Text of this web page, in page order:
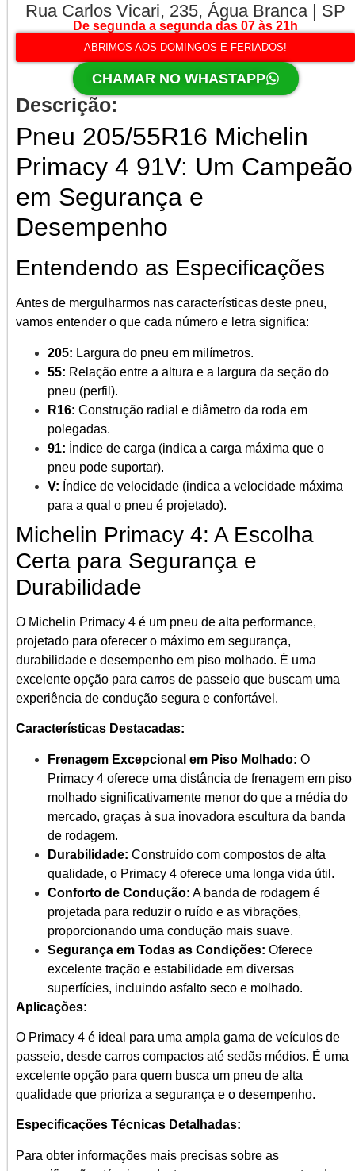
Rua Carlos Vicari, 235, Água Branca | SP
De segunda a segunda das 07 às 21h
ABRIMOS AOS DOMINGOS E FERIADOS!
CHAMAR NO WHASTAPP
Descrição:
Pneu 205/55R16 Michelin
Primacy 4 91V: Um Campeão
em Segurança e
Desempenho
Entendendo as Especificações
Antes de mergulharmos nas características deste pneu,
vamos entender o que cada número e letra significa:
205: Largura do pneu em milímetros.
55: Relação entre a altura e a largura da seção do
pneu (perfil).
R16: Construção radial e diâmetro da roda em
polegadas.
91: Índice de carga (indica a carga máxima que o
pneu pode suportar).
V: Índice de velocidade (indica a velocidade máxima
para a qual o pneu é projetado).
Michelin Primacy 4: A Escolha
Certa para Segurança e
Durabilidade
O Michelin Primacy 4 é um pneu de alta performance,
projetado para oferecer o máximo em segurança,
durabilidade e desempenho em piso molhado. É uma
excelente opção para carros de passeio que buscam uma
experiência de condução segura e confortável.
Características Destacadas:
Frenagem Excepcional em Piso Molhado: O
Primacy 4 oferece uma distância de frenagem em piso
molhado significativamente menor do que a média do
mercado, graças à sua inovadora escultura da banda
de rodagem.
Durabilidade: Construído com compostos de alta
qualidade, o Primacy 4 oferece uma longa vida útil.
Conforto de Condução: A banda de rodagem é
projetada para reduzir o ruído e as vibrações,
proporcionando uma condução mais suave.
Segurança em Todas as Condições: Oferece
excelente tração e estabilidade em diversas
superfícies, incluindo asfalto seco e molhado.
Aplicações:
O Primacy 4 é ideal para uma ampla gama de veículos de
passeio, desde carros compactos até sedãs médios. É uma
excelente opção para quem busca um pneu de alta
qualidade que prioriza a segurança e o desempenho.
Especificações Técnicas Detalhadas:
Para obter informações mais precisas sobre as